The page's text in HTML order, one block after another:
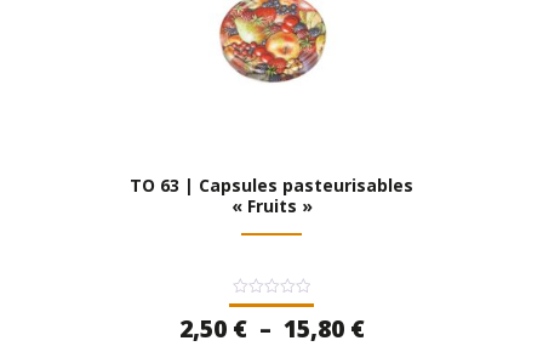
TO 63 | Capsules pasteurisables
« Fruits »
Note
0
sur
2,50 € – 15,80 €Plage